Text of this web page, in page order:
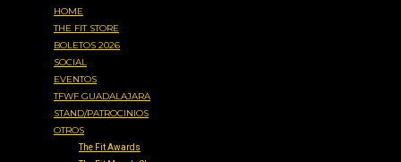
HOME
THE FIT STORE
BOLETOS 2026
SOCIAL
EVENTOS
TFWF GUADALAJARA
STAND/PATROCINIOS
OTROS
The Fit Awards